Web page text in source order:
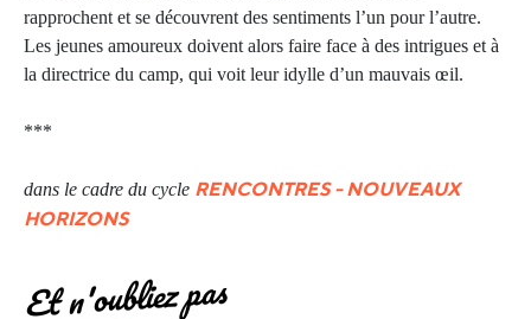
rapprochent et se découvrent des sentiments l’un pour l’autre.
Les jeunes amoureux doivent alors faire face à des intrigues et à
la directrice du camp, qui voit leur idylle d’un mauvais œil.
***
dans le cadre du cycle RENCONTRES - NOUVEAUX
HORIZONS
Et n'oubliez pas